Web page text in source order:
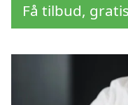
Få tilbud,